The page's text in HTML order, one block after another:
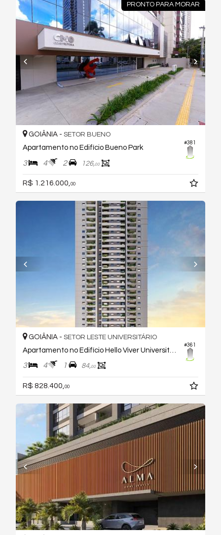
PRONTO PARA MORAR
#381
GOIÂNIA - SETOR BUENO
Apartamento no Edifício Bueno Park
3 4 2 126,00
R$ 1.216.000,00
#361
GOIÂNIA - SETOR LESTE UNIVERSITÁRIO
3 4 1 84,00
R$ 828.400, 00